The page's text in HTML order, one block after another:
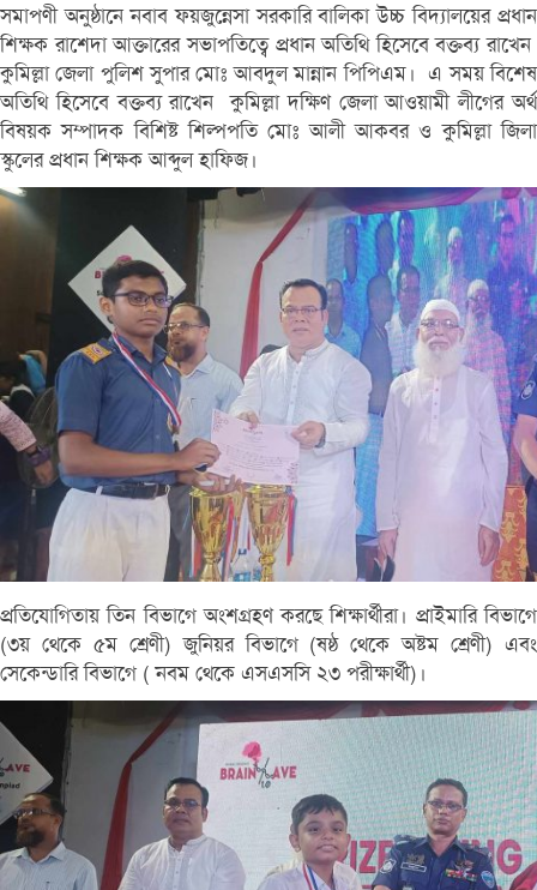
সমাপণী অনুষ্ঠানে নবাব ফয়জুন্নেসা সরকারি বালিকা উচ্চ বিদ্যালয়ের প্রধান
শিক্ষক রাশেদা আক্তারের সভাপতিত্বে প্রধান অতিথি হিসেবে বক্তব্য রাখেন
কুমিল্লা জেলা পুলিশ সুপার মোঃ আবদুল মান্নান পিপিএম। এ সময় বিশেষ
অতিথি হিসেবে বক্তব্য রাখেন কুমিল্লা দক্ষিণ জেলা আওয়ামী লীগের অর্থ
বিষয়ক সম্পাদক বিশিষ্ট শিল্পপতি মোঃ আলী আকবর ও কুমিল্লা জিলা
স্কুলের প্রধান শিক্ষক আব্দুল হাফিজ।
প্রতিযোগিতায় তিন বিভাগে অংশগ্রহণ করছে শিক্ষার্থীরা। প্রাইমারি বিভাগে
(৩য় থেকে ৫ম শ্রেণী) জুনিয়র বিভাগে (ষষ্ঠ থেকে অষ্টম শ্রেণী) এবং
সেকেন্ডারি বিভাগে ( নবম থেকে এসএসসি ২৩ পরীক্ষার্থী)।